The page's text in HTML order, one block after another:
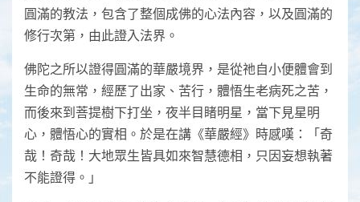
圓滿的教法，包含了整個成佛的心法內容，以及圓滿的
修行次第，由此證入法界。
佛陀之所以證得圓滿的華嚴境界，是從祂自小便體會到
生命的無常，經歷了出家、苦行，體悟生老病死之苦，
而後來到菩提樹下打坐，夜半目睹明星，當下見星明
心，體悟心的實相。於是在講《華嚴經》時感嘆：「奇
哉！奇哉！大地眾生皆具如來智慧德相，只因妄想執著
不能證得。」